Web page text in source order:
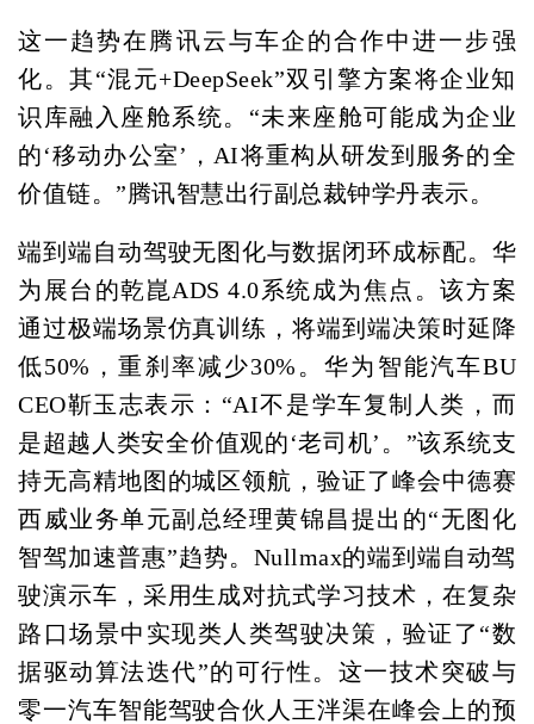
这一趋势在腾讯云与车企的合作中进一步强
化。其“混元+DeepSeek”双引擎方案将企业知
识库融入座舱系统。“未来座舱可能成为企业
的‘移动办公室’，AI将重构从研发到服务的全
价值链。”腾讯智慧出行副总裁钟学丹表示。
端到端自动驾驶无图化与数据闭环成标配。华
为展台的乾崑ADS 4.0系统成为焦点。该方案
通过极端场景仿真训练，将端到端决策时延降
低50%，重刹率减少30%。华为智能汽车BU
CEO靳玉志表示：“AI不是学车复制人类，而
是超越人类安全价值观的‘老司机’。”该系统支
持无高精地图的城区领航，验证了峰会中德赛
西威业务单元副总经理黄锦昌提出的“无图化
智驾加速普惠”趋势。Nullmax的端到端自动驾
驶演示车，采用生成对抗式学习技术，在复杂
路口场景中实现类人类驾驶决策，验证了“数
据驱动算法迭代”的可行性。这一技术突破与
零一汽车智能驾驶合伙人王泮渠在峰会上的预